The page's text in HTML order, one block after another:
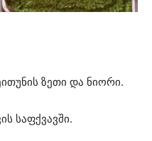
ზეთი და ნიორი.
საფქვავში.